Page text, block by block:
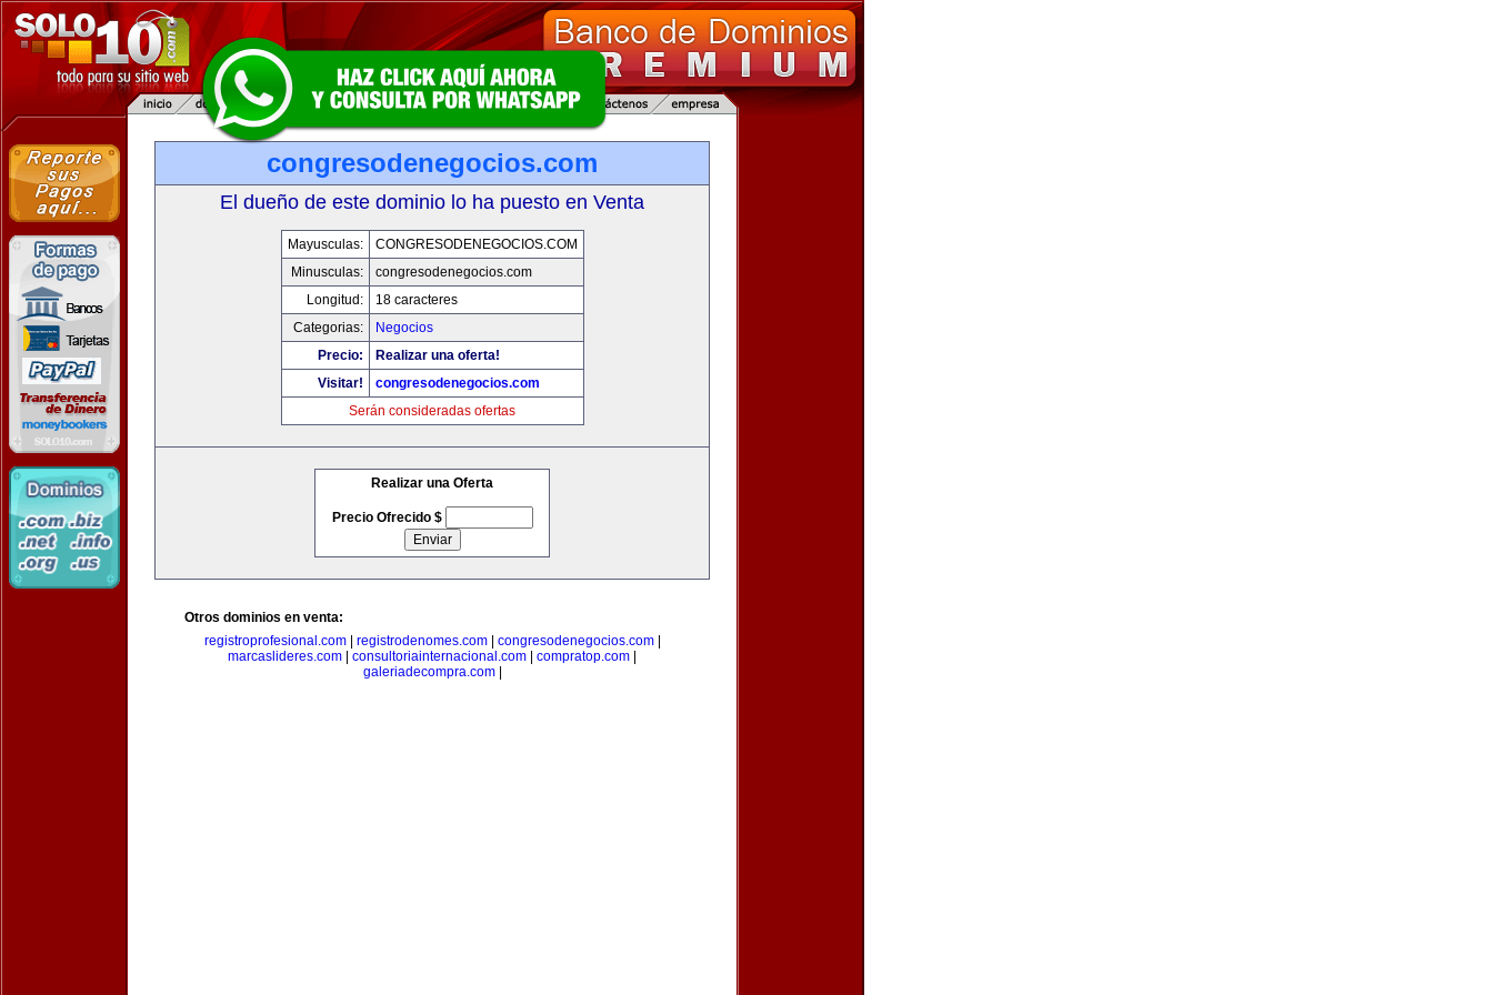
congresodenegocios.com
El dueño de este dominio lo ha puesto en Venta
Mayusculas:
CONGRESODENEGOCIOS.COM
Minusculas:
congresodenegocios.com
Longitud:
18 caracteres
Categorias:
Negocios
Precio:
Realizar una oferta!
Visitar!
congresodenegocios.com
Serán consideradas ofertas
Realizar una Oferta
Precio Ofrecido $
Otros dominios en venta:
registroprofesional.com| registrodenomes.com| congresodenegocios.com|
marcaslideres.com
consultoriainternacional.com compratop.com
galeriadecompra.com|